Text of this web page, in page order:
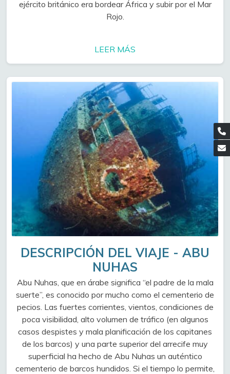
ejército británico era bordear África y subir por el Mar
Rojo.
LEER MÁS
DESCRIPCIÓN DEL VIAJE - ABU
NUHAS
Abu Nuhas, que en árabe significa “el padre de la mala
suerte”, es conocido por mucho como el cementerio de
pecios. Las fuertes corrientes, vientos, condiciones de
poca visibilidad, alto volumen de tráfico (en algunos
casos despistes y mala planificación de los capitanes
de los barcos) y una parte superior del arrecife muy
superficial ha hecho de Abu Nuhas un auténtico
cementerio de barcos hundidos. Si el tiempo lo permite,